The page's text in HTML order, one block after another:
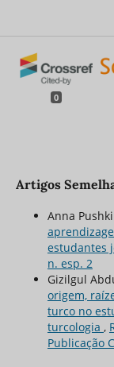
0
Artigos
Anna
estudantes
n. esp. 2
Gizilgul
origem,
turco no
turcologia ,
Publicação